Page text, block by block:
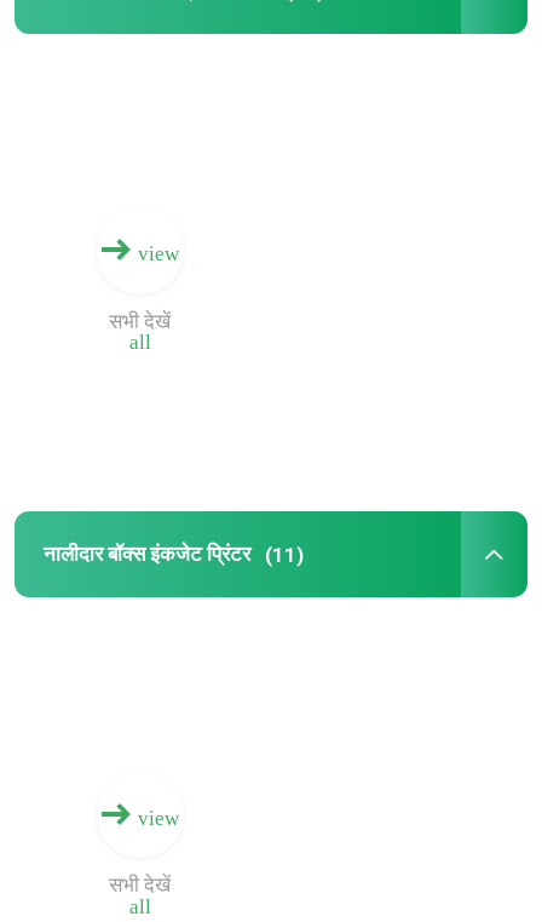
बॉक्स प्रिंटर मशीन
सिंगल पास नालीदार प्रिंटर
view
all
सभी देखें
नालीदार बॉक्स इंकजेट प्रिंटर (11)
view
all
सभी देखें